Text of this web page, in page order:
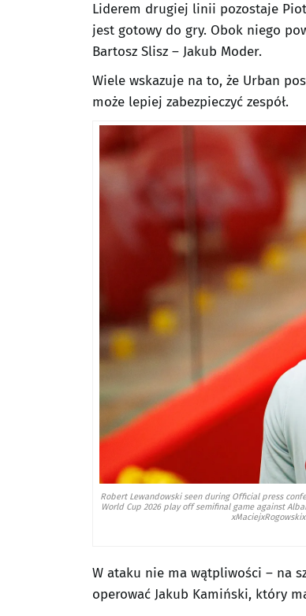
Liderem drugiej linii pozostaje
jest gotowy do gry. Obok niego
Bartosz Slisz – Jakub Moder.
Wiele wskazuje na to, że Urban
może lepiej zabezpieczyć zespół.
Robert Lewandowski seen during Official press
World Cup 2026 play off semifinal game against
W ataku nie ma wątpliwości – na
operować Jakub Kamiński, który